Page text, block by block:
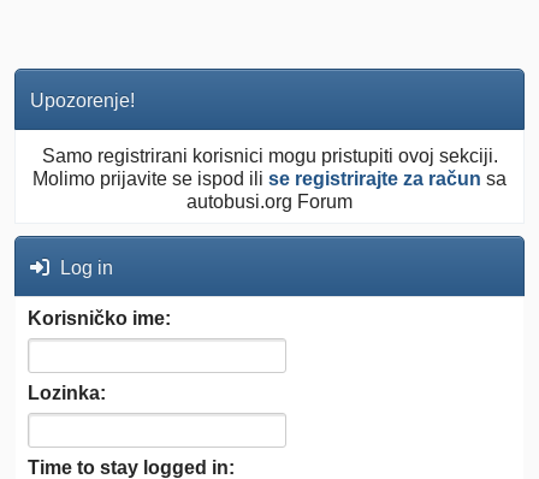
Upozorenje!
Samo registrirani korisnici mogu pristupiti ovoj sekciji.
Molimo prijavite se ispod ili se registrirajte za račun sa
autobusi.org Forum
Log in
Korisničko ime:
Lozinka:
Time to stay logged in: